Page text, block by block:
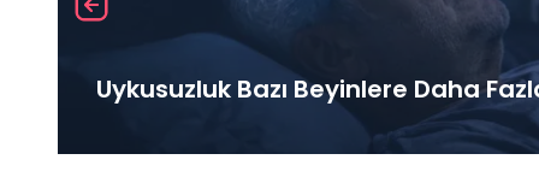
Uykusuzluk Bazı Beyinlere Daha